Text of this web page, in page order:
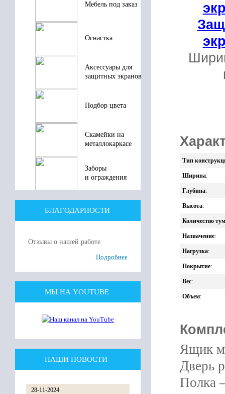
Мебель под заказ
Оснастка
Аксессуары для
защитных экранов
Подбор цвета
Скамейки на
металлокаркасе
Заборы
и ограждения
БЛАГОДАРНОСТИ
Отзывы о нашей работе
Подробнее
МЫ НА YOUTUBE
НАШИ НОВОСТИ
28-11-2024
Тип
Ширина:
Глубина:
Высота:
Количество
Назначение:
Нагрузка:
Покрытие:
Вес:
Объем:
Ящик
Дверь
Полка